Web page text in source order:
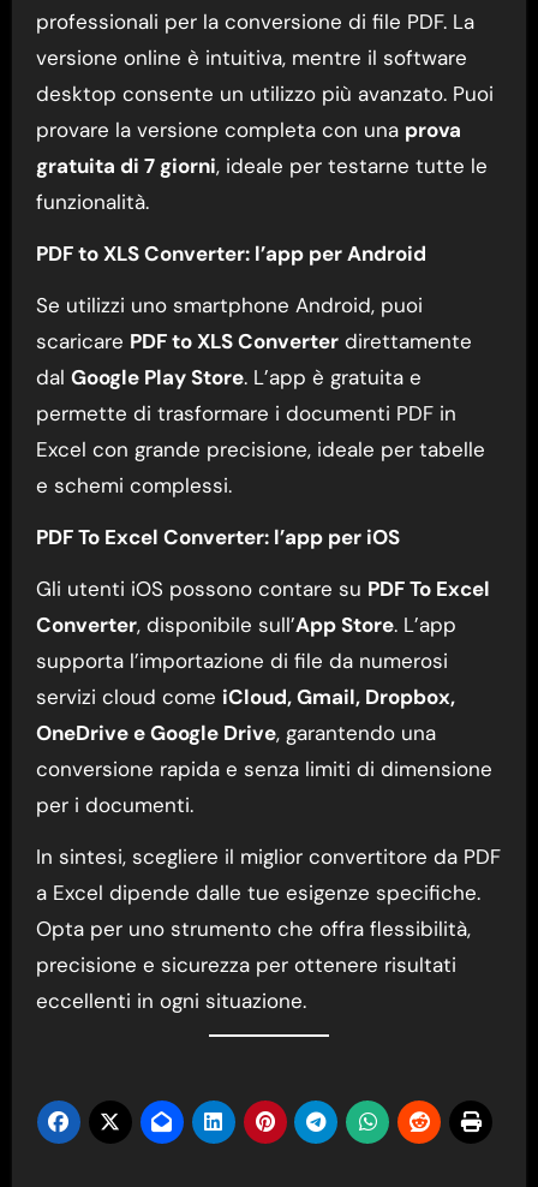
professionali per la conversione di file PDF. La
versione online è intuitiva, mentre il software
desktop consente un utilizzo più avanzato. Puoi
provare la versione completa con una prova
gratuita di 7 giorni, ideale per testarne tutte le
funzionalità.
PDF to XLS Converter: l’app per Android
Se utilizzi uno smartphone Android, puoi
scaricare PDF to XLS Converterdirettamente
dal Google Play Store. L’app è gratuita e
permette di trasformare i documenti PDF in
Excel con grande precisione, ideale per tabelle
e schemi complessi.
PDF To Excel Converter: l’app per iOS
Gli utenti iOS possono contare su PDF To Excel
Converter, disponibile sull’App Store. L’app
supporta l’importazione di file da numerosi
servizi cloud come iCloud, Gmail, Dropbox,
OneDrive e Google Drive, garantendo una
conversione rapida e senza limiti di dimensione
per i documenti.
In sintesi, scegliere il miglior convertitore da PDF
a Excel dipende dalle tue esigenze specifiche.
Opta per uno strumento che offra flessibilità,
precisione e sicurezza per ottenere risultati
eccellenti in ogni situazione.